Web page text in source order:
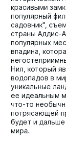
красивыми
популярный
садовник",
страны Аддис-
популярных
впадина,
Нил, который
водопадов в
уникальные
ее идеальным
что-то
потрясающей
будет и дальше
мира.